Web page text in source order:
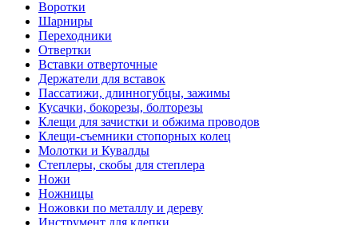
Воротки
Шарниры
Переходники
Отвертки
Вставки отверточные
Держатели для вставок
Пассатижи, длинногубцы, зажимы
Кусачки, бокорезы, болторезы
Клещи для зачистки и обжима проводов
Клещи-съемники стопорных колец
Молотки и Кувалды
Степлеры, скобы для степлера
Ножи
Ножницы
Ножовки по металлу и дереву